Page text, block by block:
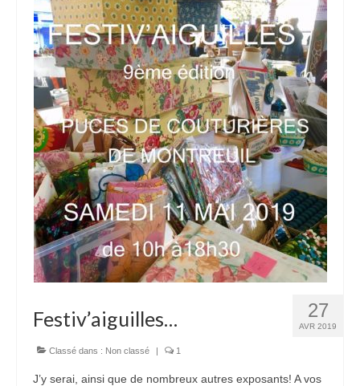
27
AVR 2019
Festiv’aiguilles…
Classé dans : Non classé | 1
J’y serai, ainsi que de nombreux autres exposants! A vos